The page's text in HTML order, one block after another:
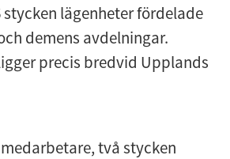
stycken lägenheter fördelade
demens avdelningar.
precis bredvid Upplands
två stycken